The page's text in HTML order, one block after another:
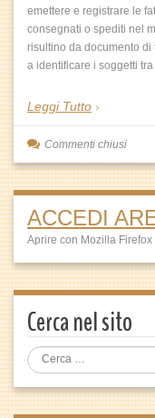
emettere e registrare le
consegnati o spediti nel
risultino da documento di
a identificare i soggetti
Leggi Tutto
Commenti chiusi
ACCEDI
Aprire con Mozilla Firefox
Cerca nel sito